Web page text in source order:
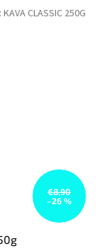
€8,90
–26 %
KAVA CLASSIC 250G